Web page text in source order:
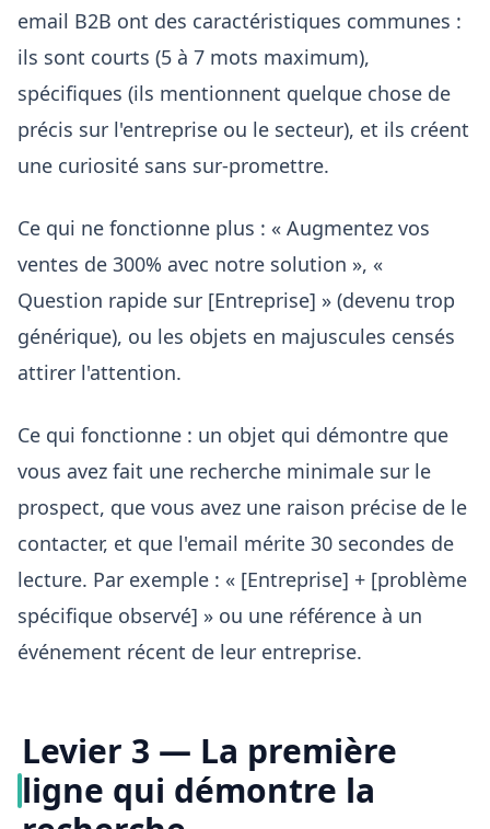
email B2B ont des caractéristiques communes :
ils sont courts (5 à 7 mots maximum),
spécifiques (ils mentionnent quelque chose de
précis sur l'entreprise ou le secteur), et ils créent
une curiosité sans sur-promettre.
Ce qui ne fonctionne plus : « Augmentez vos
ventes de 300% avec notre solution », «
Question rapide sur [Entreprise] » (devenu trop
générique), ou les objets en majuscules censés
attirer l'attention.
Ce qui fonctionne : un objet qui démontre que
vous avez fait une recherche minimale sur le
prospect, que vous avez une raison précise de le
contacter, et que l'email mérite 30 secondes de
lecture. Par exemple : « [Entreprise] + [problème
spécifique observé] » ou une référence à un
événement récent de leur entreprise.
Levier 3 — La première
ligne qui démontre la